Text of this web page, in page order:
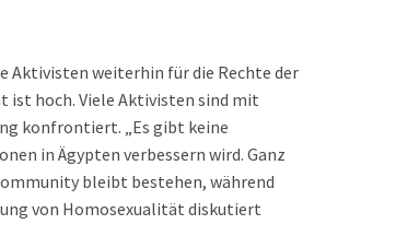
Aktivisten weiterhin für die Rechte der
ist hoch. Viele Aktivisten sind mit
konfrontiert. „Es gibt keine
in Ägypten verbessern wird. Ganz
bleibt bestehen, während
von Homosexualität diskutiert